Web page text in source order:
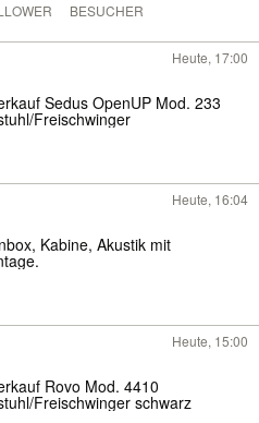
BESUCHER
Heute, 17:00
Sedus OpenUP Mod. 233
Freischwinger
Heute, 16:04
Kabine, Akustik mit
Heute, 15:00
Rovo Mod. 4410
Freischwinger schwarz